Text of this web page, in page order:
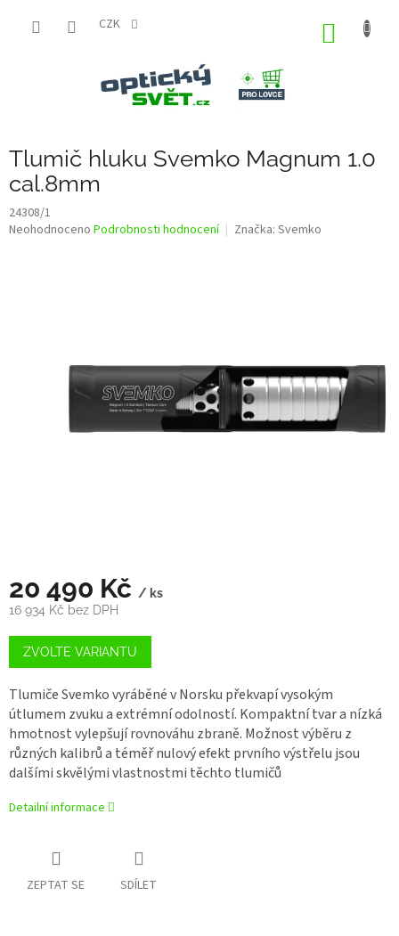
CZK
Tlumič hluku Svemko Magnum 1.0
cal.8mm
24308/1
Průměrné
Neohodnoceno Podrobnosti hodnocení Značka: Svemko
20 490 Kč / ks
16 934 Kč bez DPH
Měrná
cena:
ZVOLTE VARIANTU
Tlumiče Svemko vyráběné v Norsku překvapí vysokým
útlumem zvuku a extrémní odolností. Kompaktní tvar a nízká
hmotnost vylepšují rovnováhu zbraně. Možnost výběru z
různých kalibrů a téměř nulový efekt prvního výstřelu jsou
dalšími skvělými vlastnostmi těchto tlumičů
Detailní informace
ZEPTAT SE SDÍLET